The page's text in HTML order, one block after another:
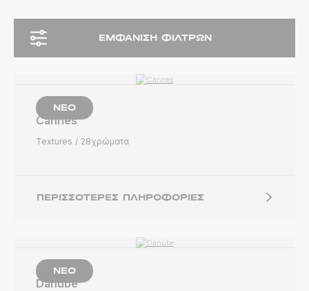
ΕΜΦΆΝΙΣΗ ΦΊΛΤΡΩΝ
ΝΈΟ
Cannes
Textures 28χρώματα
ΠΕΡΙΣΣΌΤΕΡΕΣ ΠΛΗΡΟΦΟΡΊΕΣ
ΝΈΟ
Danube